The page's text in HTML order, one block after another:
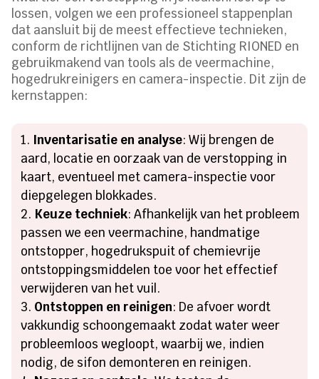
lossen, volgen we een professioneel stappenplan
dat aansluit bij de meest effectieve technieken,
conform de richtlijnen van de Stichting RIONED en
gebruikmakend van tools als de veermachine,
hogedrukreinigers en camera-inspectie. Dit zijn de
kernstappen:
Inventarisatie en analyse: Wij brengen de
aard, locatie en oorzaak van de verstopping in
kaart, eventueel met camera-inspectie voor
diepgelegen blokkades.
Keuze techniek: Afhankelijk van het probleem
passen we een veermachine, handmatige
ontstopper, hogedrukspuit of chemievrije
ontstoppingsmiddelen toe voor het effectief
verwijderen van het vuil.
Ontstoppen en reinigen: De afvoer wordt
vakkundig schoongemaakt zodat water weer
probleemloos wegloopt, waarbij we, indien
nodig, de sifon demonteren en reinigen.